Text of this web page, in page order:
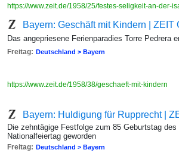
https://www.zeit.de/1958/25/festes-seligkeit-an-der-
Bayern: Geschäft mit Kindern | ZEIT
Das angepriesene Ferienparadies Torre Pedrera
Freitag: Deutschland > Bayern
https://www.zeit.de/1958/38/geschaeft-mit-kindern
Bayern: Huldigung für Rupprecht |
Die zehntägige Festfolge zum 85 Geburtstag
Nationalfeiertag geworden
Freitag: Deutschland > Bayern